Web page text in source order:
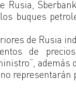
Rusia,
buques
de Rusia
de
además